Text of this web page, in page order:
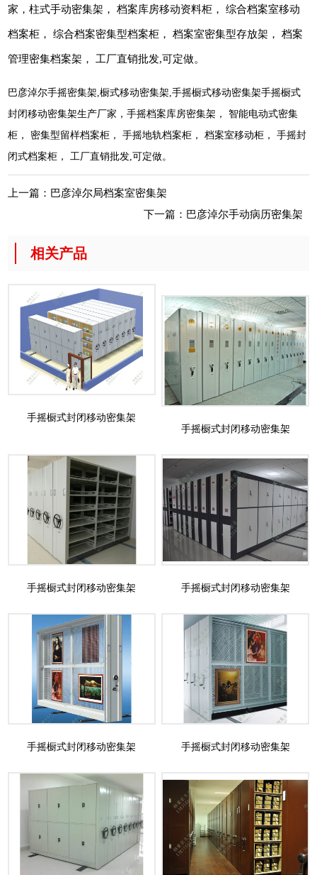
家，柱式手动密集架， 档案库房移动资料柜， 综合档案室移动
档案柜， 综合档案密集型档案柜， 档案室密集型存放架， 档案
管理密集档案架， 工厂直销批发,可定做。
巴彦淖尔手摇密集架,橱式移动密集架,手摇橱式移动密集架手摇橱式
封闭移动密集架生产厂家，手摇档案库房密集架， 智能电动式密集
柜， 密集型留样档案柜， 手摇地轨档案柜， 档案室移动柜， 手摇封
闭式档案柜， 工厂直销批发,可定做。
上一篇： 巴彦淖尔局档案室密集架
下一篇： 巴彦淖尔手动病历密集架
相关产品
手摇橱式封闭移动密集架
手摇橱式封闭移动密集架
手摇橱式封闭移动密集架 手摇橱式封闭移动密集架
手摇橱式封闭移动密集架 手摇橱式封闭移动密集架